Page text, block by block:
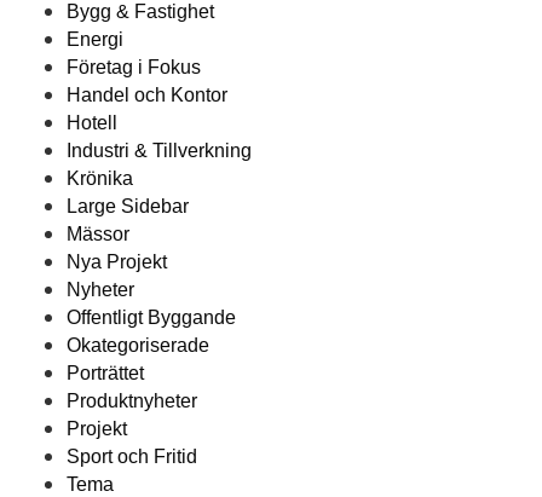
Bygg & Fastighet
Energi
Företag i Fokus
Handel och Kontor
Hotell
Industri & Tillverkning
Krönika
Large Sidebar
Mässor
Nya Projekt
Nyheter
Offentligt Byggande
Okategoriserade
Porträttet
Produktnyheter
Projekt
Sport och Fritid
Tema